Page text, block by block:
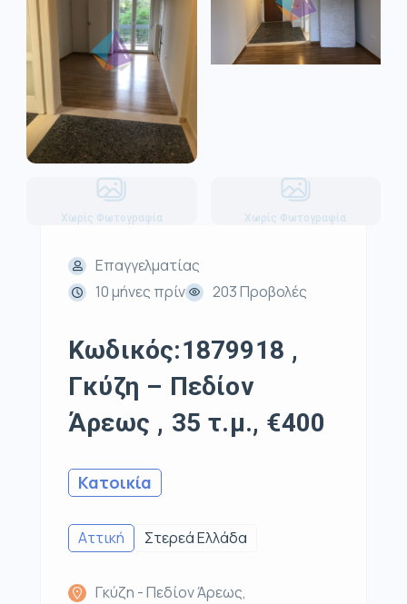
Χωρίς Φωτογραφία Χωρίς Φωτογραφία
Επαγγελματίας
10 μήνες πρίν
203 Προβολές
Κωδικός:1879918 ,
Γκύζη – Πεδίον
Άρεως , 35 τ.μ., €400
Κατοικία
Αττική Στερεά Ελλάδα
Γκύζη - Πεδίον Άρεως,